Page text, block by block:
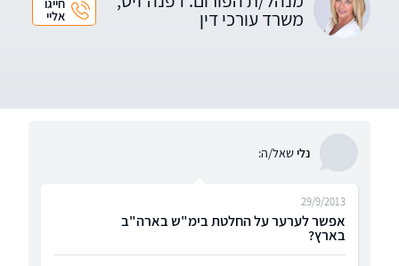
משרד עורכי דין
חייגו
אליי
נלישאל/ה:
אפשר לערער על החלטת בימ"ש בארה"ב
בארץ?
29/9/2013